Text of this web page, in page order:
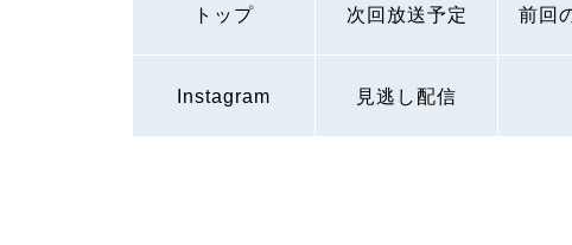
トップ 次回放送予定 前回
Instagram 見逃し配信